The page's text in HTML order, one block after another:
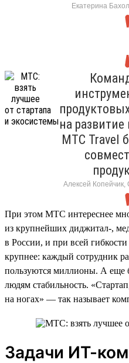
Екатерина
на
МТС Travel
Алексей
При этом МТС интереснее
из крупнейших диджитал-,
в России, и при всей
крупнее: каждый сотрудник
пользуются миллионы. А еще
людям стабильность.
на ногах» — так называет
Задачи ИТ-